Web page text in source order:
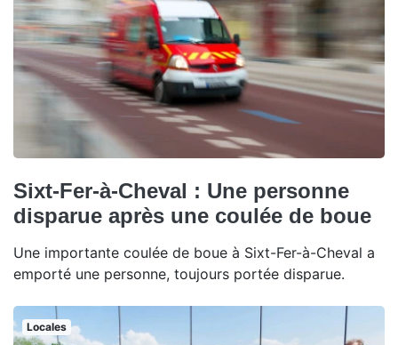
Sixt-Fer-à-Cheval : Une personne
disparue après une coulée de boue
Une importante coulée de boue à Sixt-Fer-à-Cheval a
emporté une personne, toujours portée disparue.
Locales